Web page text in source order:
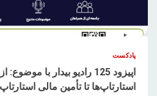
پادکست
اپیزود 125 رادیو بیدار با
استارتاپ‌ها تا تأمین مالی استارتاپ‌